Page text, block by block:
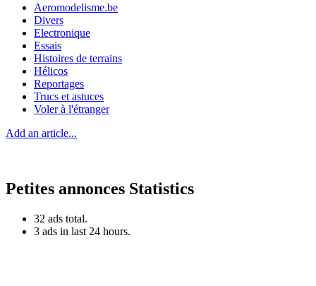
Aeromodelisme.be
Divers
Electronique
Essais
Histoires de terrains
Hélicos
Reportages
Trucs et astuces
Voler à l'étranger
Add an article...
Petites annonces Statistics
32 ads total.
3 ads in last 24 hours.